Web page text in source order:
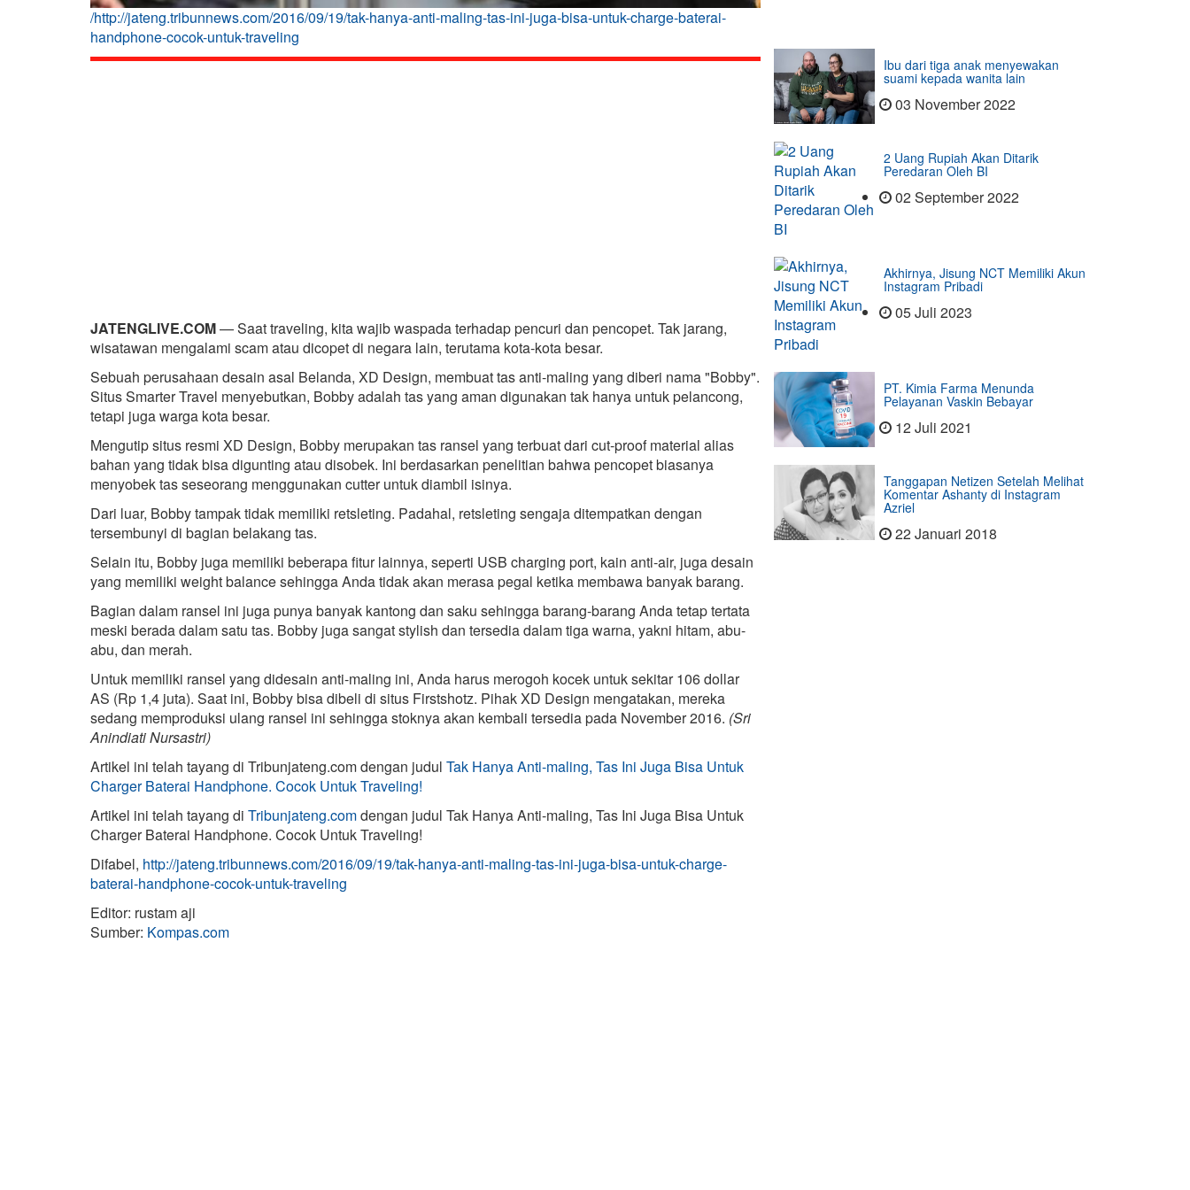
/http://jateng.tribunnews.com/2016/09/19/tak-hanya-anti-maling-tas-ini-juga-bisa-untuk-charge-baterai-
handphone-cocok-untuk-traveling
JATENGLIVE.COM— Saat traveling, kita wajib waspada terhadap pencuri dan pencopet. Tak jarang,
wisatawan mengalami scam atau dicopet di negara lain, terutama kota-kota besar.
Sebuah perusahaan desain asal Belanda, XD Design, membuat tas anti-maling yang diberi nama "Bobby".
Situs Smarter Travel menyebutkan, Bobby adalah tas yang aman digunakan tak hanya untuk pelancong,
tetapi juga warga kota besar.
Mengutip situs resmi XD Design, Bobby merupakan tas ransel yang terbuat dari cut-proof material alias
bahan yang tidak bisa digunting atau disobek. Ini berdasarkan penelitian bahwa pencopet biasanya
menyobek tas seseorang menggunakan cutter untuk diambil isinya.
Dari luar, Bobby tampak tidak memiliki retsleting. Padahal, retsleting sengaja ditempatkan dengan
tersembunyi di bagian belakang tas.
Selain itu, Bobby juga memiliki beberapa fitur lainnya, seperti USB charging port, kain anti-air, juga desain
yang memiliki weight balance sehingga Anda tidak akan merasa pegal ketika membawa banyak barang.
Bagian dalam ransel ini juga punya banyak kantong dan saku sehingga barang-barang Anda tetap tertata
meski berada dalam satu tas. Bobby juga sangat stylish dan tersedia dalam tiga warna, yakni hitam, abu-
abu, dan merah.
Untuk memiliki ransel yang didesain anti-maling ini, Anda harus merogoh kocek untuk sekitar 106 dollar
AS (Rp 1,4 juta). Saat ini, Bobby bisa dibeli di situs Firstshotz. Pihak XD Design mengatakan, mereka
sedang memproduksi ulang ransel ini sehingga stoknya akan kembali tersedia pada November 2016. (Sri
Anindiati Nursastri)
Artikel ini telah tayang di Tribunjateng.com dengan judul Tak Hanya Anti-maling, Tas Ini Juga Bisa Untuk
Charger Baterai Handphone. Cocok Untuk Traveling!
Artikel ini telah tayang di Tribunjateng.comdengan judul Tak Hanya Anti-maling, Tas Ini Juga Bisa Untuk
Charger Baterai Handphone. Cocok Untuk Traveling!
Difabel, http://jateng.tribunnews.com/2016/09/19/tak-hanya-anti-maling-tas-ini-juga-bisa-untuk-charge-
baterai-handphone-cocok-untuk-traveling
Editor: rustam aji
Sumber: Kompas.com
Ibu dari tiga anak menyewakan
suami kepada wanita lain
03 November 2022
2 Uang Rupiah Akan Ditarik
Peredaran Oleh BI
02 September 2022
Akhirnya, Jisung NCT Memiliki Akun
Instagram Pribadi
05 Juli 2023
PT. Kimia Farma Menunda
Pelayanan Vaskin Bebayar
12 Juli 2021
Tanggapan Netizen Setelah Melihat
Komentar Ashanty di Instagram
Azriel
22 Januari 2018